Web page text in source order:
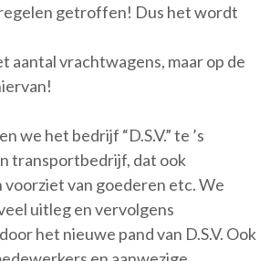
getroffen! Dus het wordt
aantal vrachtwagens, maar op de
we het bedrijf “D.S.V.” te ’s
transportbedrijf, dat ook
voorziet van goederen etc. We
uitleg en vervolgens
het nieuwe pand van D.S.V. Ook